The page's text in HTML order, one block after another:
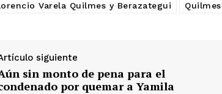
Varela Quilmes y Berazategui Quilmes
siguiente
sin monto de pena para el
por quemar a Yamila